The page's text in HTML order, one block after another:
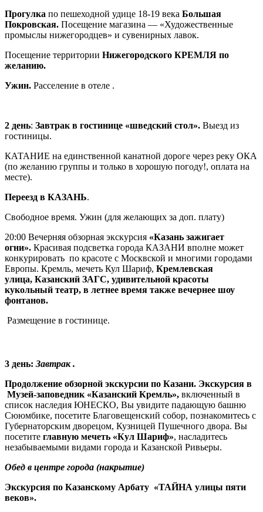
Прогулка по пешеходной удице 18-19 века Большая
Покровская. Посещение магазина — «Художественные
промыслы нижегородцев» и сувенирных лавок.
Посещение территории Нижегородского КРЕМЛЯ по
желанию.
Ужин. Расселение в отеле .
2 день: Завтрак в гостинице «шведский стол». Выезд из
гостиницы.
КАТАНИЕ на единственной канатной дороге через реку ОКА
(по желанию группы и только в хорошую погоду!, оплата на
месте).
Переезд в КАЗАНЬ.
Свободное время. Ужин (для желающих за доп. плату)
20:00 Вечерняя обзорная экскурсия «Казань зажигает
огни». Красивая подсветка города КАЗАНИ вполне может
конкурировать по красоте с Москвской и многими городами
Европы. Кремль, мечеть Кул Шариф, Кремлевская
улица, Казанский ЗАГС, удивительной красоты
кукольный театр, в летнее время также вечернее шоу
фонтанов.
Размещение в гостинице.
3 день: Завтрак .
Продолжение обзорной экскурсии по Казани. Экскурсия в
Музей-заповедник «Казанский Кремль», включенный в
список наследия ЮНЕСКО, Вы увидите падающую башню
Сююмбике, посетите Благовещенский собор, познакомитесь с
Губернаторским дворецом, Кузницей Пушечного двора. Вы
посетите главную мечеть «Кул Шариф», насладитесь
незабываемыми видами города и Казанской Ривьеры.
Обед в центре города (накрытие)
Экскурсия по Казанскому Арбату «ТАЙНА улицы пяти
веков».